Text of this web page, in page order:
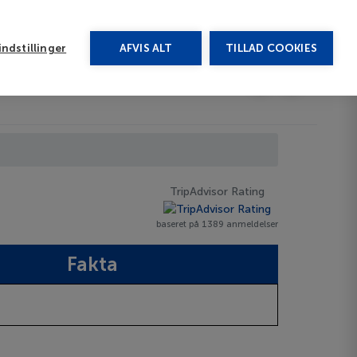
AFVIS ALT TILLAD COOKIES
TripAdvisor Rating
baseret på 1389 anmeldelser
Fakta